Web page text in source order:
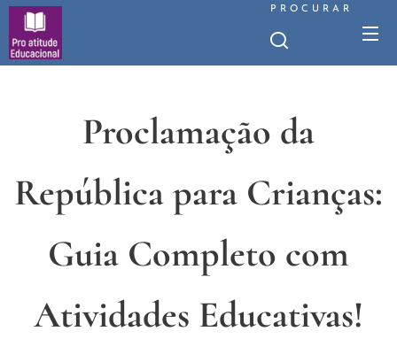
PROCURAR
Proclamação da
República para Crianças:
Guia Completo com
Atividades Educativas!